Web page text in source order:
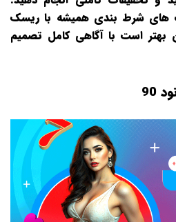
های شرط‌ بندی همیشه با ریسک‌
بهتر است با آگاهی کامل تصمیم‌